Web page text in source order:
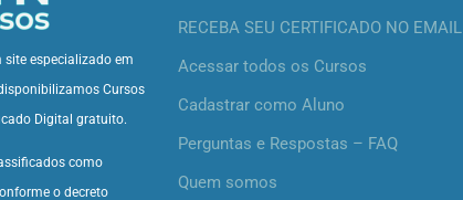
site especializado em
Cursos
Digital gratuito.
como
o decreto
RECEBA SEU CERTIFICADO NO EMAIL
Acessar todos os Cursos
Cadastrar como Aluno
Perguntas e Respostas – FAQ
Quem somos